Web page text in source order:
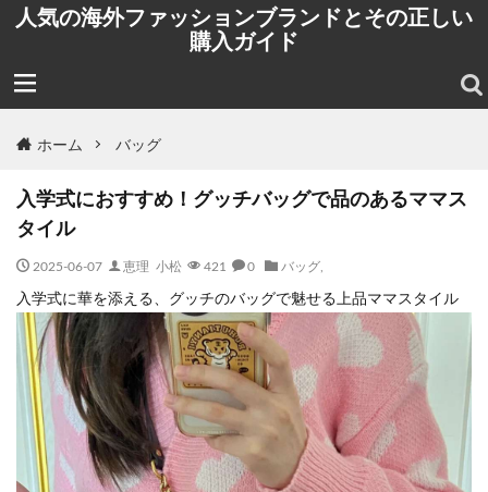
人気の海外ファッションブランドとその正しい
購入ガイド
ホーム バッグ
入学式におすすめ！グッチバッグで品のあるママス
タイル
2025-06-07 恵理 小松 421 0 バッグ,
入学式に華を添える、グッチのバッグで魅せる上品ママスタイル